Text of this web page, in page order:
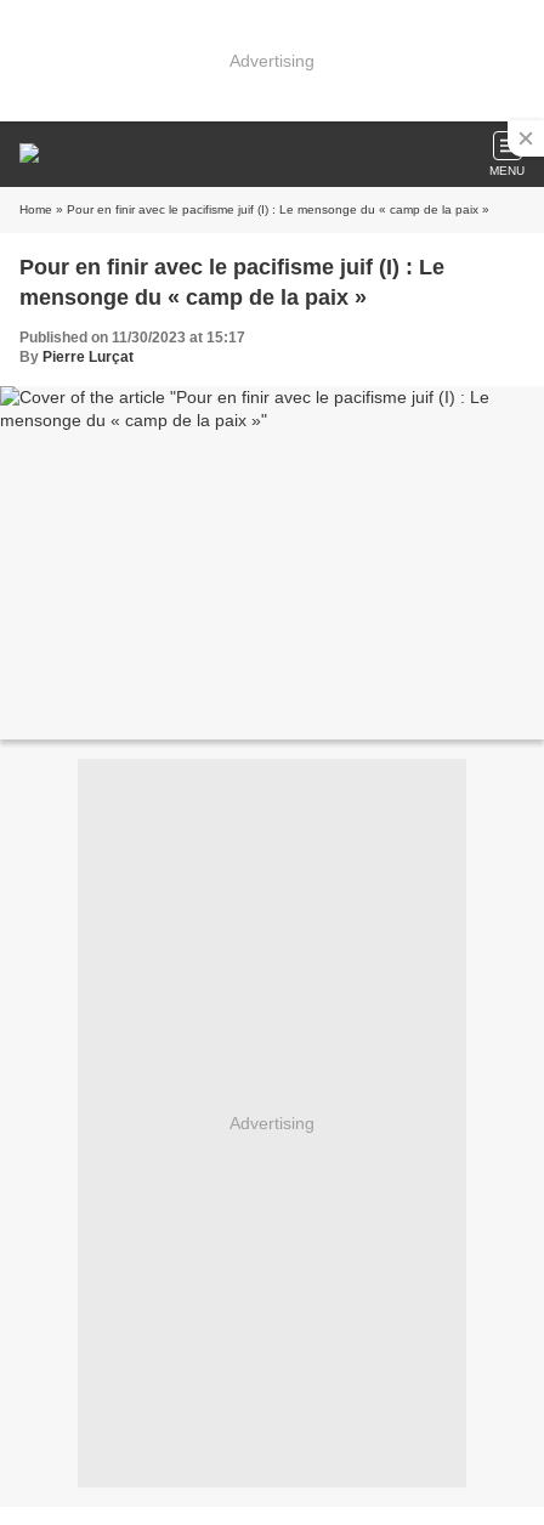
Advertising
MENU
Home » Pour en finir avec le pacifisme juif (I) : Le mensonge du « camp de la paix »
Pour en finir avec le pacifisme juif (I) : Le
mensonge du « camp de la paix »
Published on 11/30/2023 at 15:17
By Pierre Lurçat
Advertising